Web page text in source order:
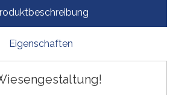
Eigenschaften